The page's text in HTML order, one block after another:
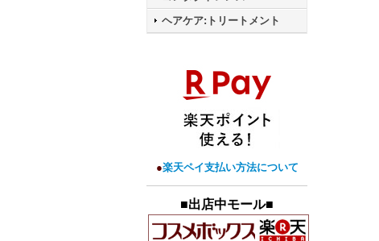
ヘアケア:トリートメント
●楽天ペイ支払い方法について
■出店中モール■